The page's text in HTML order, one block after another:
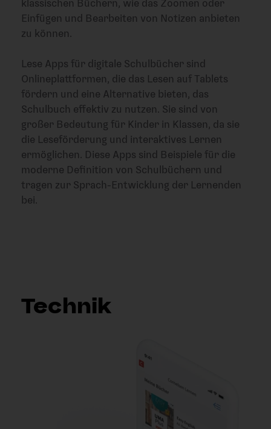
klassischen Büchern, wie das Zoomen oder
Einfügen und Bearbeiten von Notizen anbieten
zu können.
Lese Apps für digitale Schulbücher sind
Onlineplattformen, die das Lesen auf Tablets
fördern und eine Alternative bieten, das
Schulbuch effektiv zu nutzen. Sie sind von
großer Bedeutung für Kinder in Klassen, da sie
die Leseförderung und interaktives Lernen
ermöglichen. Diese Apps sind Beispiele für die
moderne Definition von Schulbüchern und
tragen zur Sprach-Entwicklung der Lernenden
bei.
Technik